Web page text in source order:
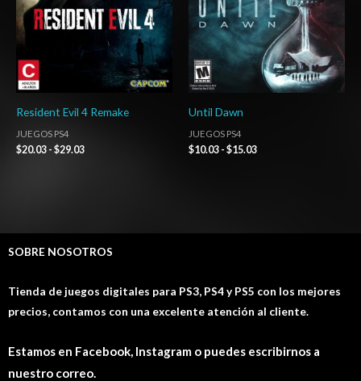
Resident Evil 4 Remake
JUEGOS PS4
$20.03 - $29.03
Until Dawn
JUEGOS PS4
$10.03 - $15.03
SOBRE NOSOTROS
Tienda de juegos digitales para PS3, PS4 y PS5 con los mejores
precios, contamos con una excelente atención al cliente.
Estamos en Facebook, Instagram o puedes escribirnos a
nuestro correo.